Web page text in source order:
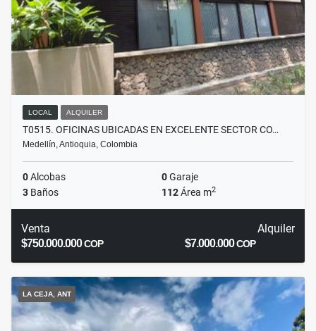
LOCAL ALQUILER
T0515. OFICINAS UBICADAS EN EXCELENTE SECTOR CO…
Medellín, Antioquia, Colombia
0Alcobas 0Garaje
3 Baños 112Área m2
Venta
$750.000.000COP
Alquiler
$7.000.000COP
LA CEJA, ANT